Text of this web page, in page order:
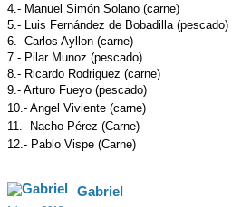
4.- Manuel Simón Solano (carne)
5.- Luis Fernández de Bobadilla (pescado)
6.- Carlos Ayllon (carne)
7.- Pilar Munoz (pescado)
8.- Ricardo Rodriguez (carne)
9.- Arturo Fueyo (pescado)
10.- Angel Viviente (carne)
11.- Nacho Pérez (Carne)
12.- Pablo Vispe (Carne)
Gabriel